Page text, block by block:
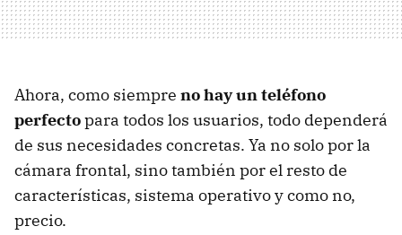
Ahora, como siempre no hay un teléfono
perfectopara todos los usuarios, todo dependerá
de sus necesidades concretas. Ya no solo por la
cámara frontal, sino también por el resto de
características, sistema operativo y como no,
precio.